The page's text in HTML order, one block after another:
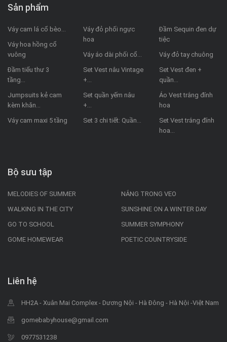
Sản phẩm
Váy cam lá cổ bèo...
Váy hoa hồng cổ
vuông
Đầm tiểu thư 3
tầng...
Jumpsuits kẻ cam
kèm khăn...
Váy cam maxi 5 tầng
Váy đỏ phối ngực
hoa
Váy áo dài phối cổ...
Set Vest nâu Vintage
+...
Set quần yếm nâu
+...
Set 3 chi tiết: Quần...
Đầm Sequin đen dự
tiệc
Váy đỏ tay chuông
Set Vest đen +
quần...
Áo Vest trắng đính
hoa
Set Vest trắng đính
hoa...
Bộ sưu tập
MELODIES OF SUMMER
WALKING IN THE CITY
GO TO SCHOOL
GOME HOMEWEAR
NẮNG TRONG VEO
SUNSHINE ON A WINTER DAY
SUMMER SYMPHONY
POETIC COUNTRYSIDE
Liên hệ
HH2A - Xuân Mai Complex - Dương Nội - Hà Đông - Hà Nội -Việt Nam
gomebabyhouse@gmail.com
0977531238